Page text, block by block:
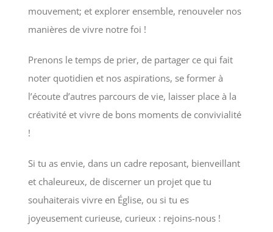
mouvement; et explorer ensemble, renouveler nos
manières de vivre notre foi !
Prenons le temps de prier, de partager ce qui fait
noter quotidien et nos aspirations, se former à
l’écoute d’autres parcours de vie, laisser place à la
créativité et vivre de bons moments de convivialité
!
Si tu as envie, dans un cadre reposant, bienveillant
et chaleureux, de discerner un projet que tu
souhaiterais vivre en Église, ou si tu es
joyeusement curieuse, curieux : rejoins-nous !